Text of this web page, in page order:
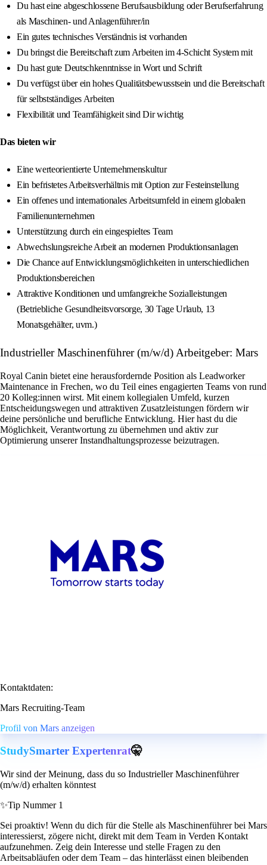
Du hast eine abgeschlossene Berufsausbildung oder Berufserfahrung
als Maschinen- und Anlagenführer/in
Ein gutes technisches Verständnis ist vorhanden
Du bringst die Bereitschaft zum Arbeiten im 4-Schicht System mit
Du hast gute Deutschkenntnisse in Wort und Schrift
Du verfügst über ein hohes Qualitätsbewusstsein und die Bereitschaft
für selbstständiges Arbeiten
Flexibilität und Teamfähigkeit sind Dir wichtig
Das bieten wir
Eine werteorientierte Unternehmenskultur
Ein befristetes Arbeitsverhältnis mit Option zur Festeinstellung
Ein offenes und internationales Arbeitsumfeld in einem globalen
Familienunternehmen
Unterstützung durch ein eingespieltes Team
Abwechslungsreiche Arbeit an modernen Produktionsanlagen
Die Chance auf Entwicklungsmöglichkeiten in unterschiedlichen
Produktionsbereichen
Attraktive Konditionen und umfangreiche Sozialleistungen
(Betriebliche Gesundheitsvorsorge, 30 Tage Urlaub, 13
Monatsgehälter, uvm.)
Industrieller Maschinenführer (m/w/d) Arbeitgeber: Mars
Royal Canin bietet eine herausfordernde Position als Leadworker
Maintenance in Frechen, wo du Teil eines engagierten Teams von rund
20 Kolleg:innen wirst. Mit einem kollegialen Umfeld, kurzen
Entscheidungswegen und attraktiven Zusatzleistungen fördern wir
deine persönliche und berufliche Entwicklung. Hier hast du die
Möglichkeit, Verantwortung zu übernehmen und aktiv zur
Optimierung unserer Instandhaltungsprozesse beizutragen.
Kontaktdaten:
Mars Recruiting-Team
Profil von Mars anzeigen
StudySmarter Expertenrat🤫
Wir sind der Meinung, dass du so Industrieller Maschinenführer
(m/w/d) erhalten könntest
✨Tip Nummer 1
Sei proaktiv! Wenn du dich für die Stelle als Maschinenführer bei Mars
interessierst, zögere nicht, direkt mit dem Team in Verden Kontakt
aufzunehmen. Zeig dein Interesse und stelle Fragen zu den
Arbeitsabläufen oder dem Team – das hinterlässt einen bleibenden